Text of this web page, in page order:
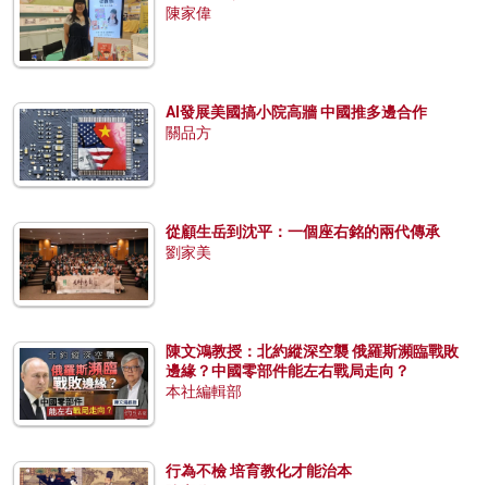
陳家偉
AI發展美國搞小院高牆 中國推多邊合作
關品方
從顧生岳到沈平：一個座右銘的兩代傳承
劉家美
陳文鴻教授：北約縱深空襲 俄羅斯瀕臨戰敗
邊緣？中國零部件能左右戰局走向？
本社編輯部
行為不檢 培育教化才能治本